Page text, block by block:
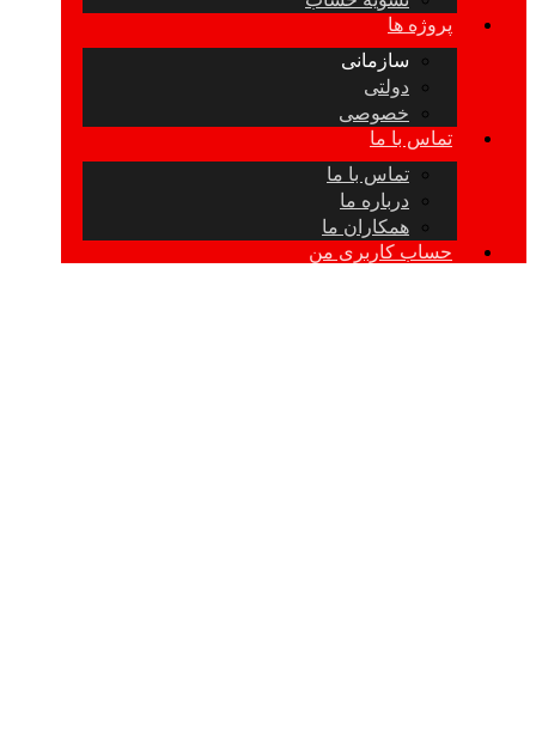
پروژه ها
سازمانی
دولتی
خصوصی
تماس با ما
تماس با ما
درباره ما
همکاران ما
حساب کاربری من